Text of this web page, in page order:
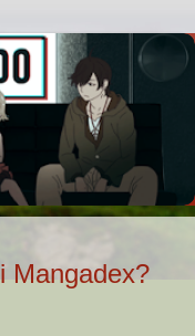
Mangadex?